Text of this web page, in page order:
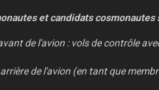
et candidats cosmonautes
de l'avion : vols de contrôle
de l'avion (en tant que